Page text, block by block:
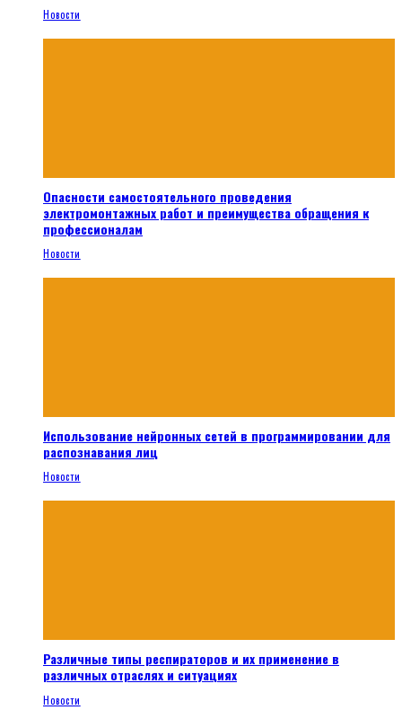
Новости
Опасности самостоятельного проведения
электромонтажных работ и преимущества обращения к
профессионалам
Новости
Использование нейронных сетей в программировании для
распознавания лиц
Новости
Различные типы респираторов и их применение в
различных отраслях и ситуациях
Новости